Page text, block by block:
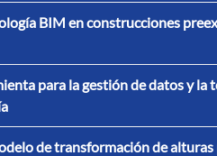
BIM en construcciones
para la gestión de datos y la
de transformación de